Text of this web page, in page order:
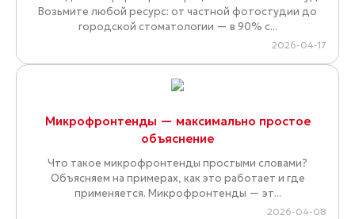
Возьмите любой ресурс: от частной фотостудии до
городской стоматологии — в 90% с...
2026-04-17
Микрофронтенды — максимально простое
объяснение
Что такое микрофронтенды простыми словами?
Объясняем на примерах, как это работает и где
применяется. Микрофронтенды — эт...
2026-04-08